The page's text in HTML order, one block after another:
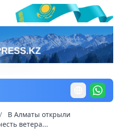
/
В Алматы открыли
ветера...